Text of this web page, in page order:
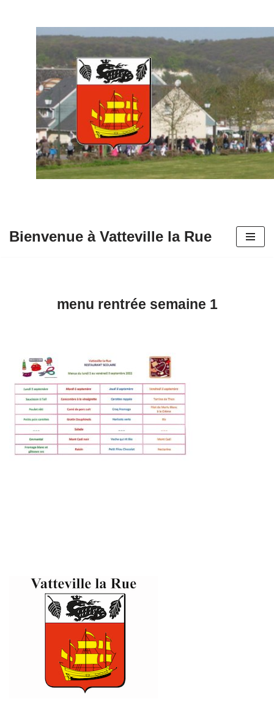
contenu
Bienvenue à Vatteville la Rue
menu rentrée semaine 1